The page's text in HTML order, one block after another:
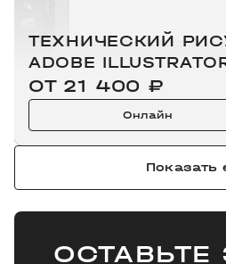
ТЕХНИЧЕСКИЙ
ADOBE
ОТ 21 400 ₽
Онлайн
Показать
ОСТАВЬТЕ